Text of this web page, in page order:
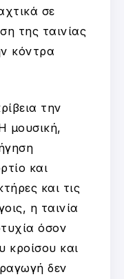
σε
της ταινίας
κόντρα
την
μουσική,
και
και τις
η ταινία
όσον
κροίσου και
δεν